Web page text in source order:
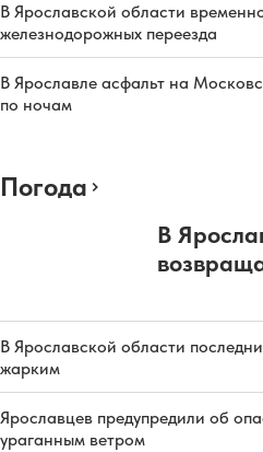
В Ярославской области
железнодорожных переезда
В Ярославле асфальт на
по ночам
Погода
В
В Ярославской области
жарким
Ярославцев предупредили об
ураганным ветром